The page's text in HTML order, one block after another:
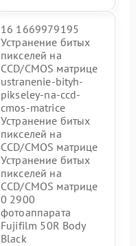
16 1669979195
Устранение битых
пикселей на
CCD/CMOS матрице
ustranenie-bityh-
pikseley-na-ccd-
cmos-matrice
Устранение битых
пикселей на
CCD/CMOS матрице
Устранение битых
пикселей на
CCD/CMOS матрице
0 2900
фотоаппарата
Fujifilm 50R Body
Black